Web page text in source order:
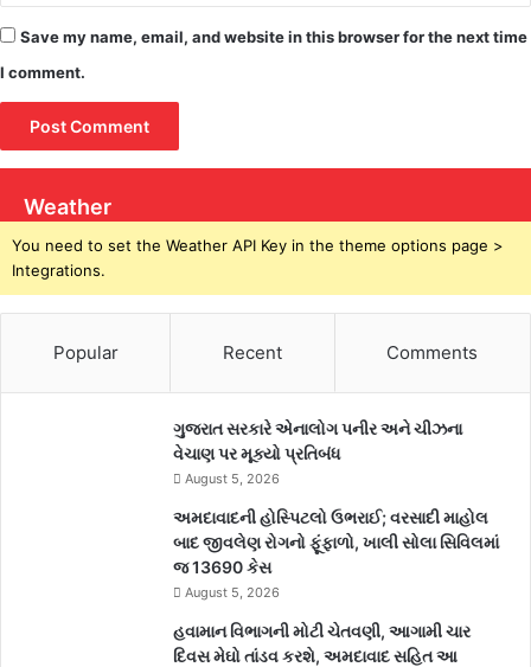
Save my name, email, and website in this browser for the next time
I comment.
Weather
You need to set the Weather API Key in the theme options page >
Integrations.
Popular Recent Comments
ગુજરાત સરકારે એનાલોગ પનીર અને ચીઝના
વેચાણ પર મૂક્યો પ્રતિબંધ
August 5, 2026
અમદાવાદની હોસ્પિટલો ઉભરાઈ; વરસાદી માહોલ
બાદ જીવલેણ રોગનો ફૂંફાળો, ખાલી સોલા સિવિલમાં
જ 13690 કેસ
August 5, 2026
હવામાન વિભાગની મોટી ચેતવણી, આગામી ચાર
દિવસ મેઘો તાંડવ કરશે, અમદાવાદ સહિત આ